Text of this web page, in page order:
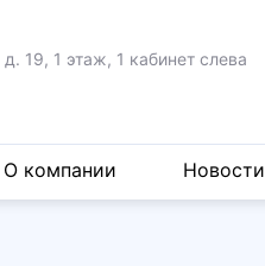
д. 19, 1 этаж, 1 кабинет слева
О компании Новости